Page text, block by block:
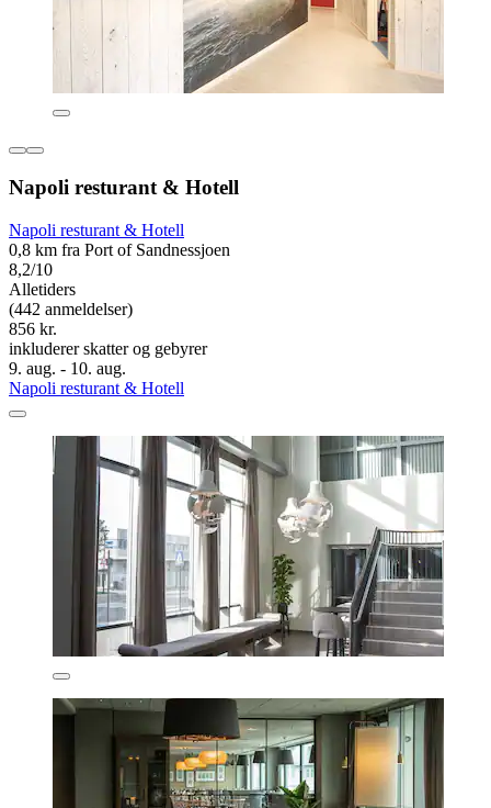
Napoli resturant & Hotell
Napoli resturant & Hotell
0,8 km fra Port of Sandnessjoen
8,2/10
Alletiders
(442 anmeldelser)
856 kr.
inkluderer skatter og gebyrer
9. aug. - 10. aug.
Napoli resturant & Hotell